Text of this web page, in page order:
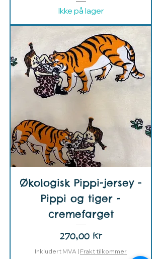
Ikke på lager
Økologisk Pippi-jersey -
Pippi og tiger -
cremefarget
Pris
270,00 kr
Inkludert MVA | Frakt tilkommer